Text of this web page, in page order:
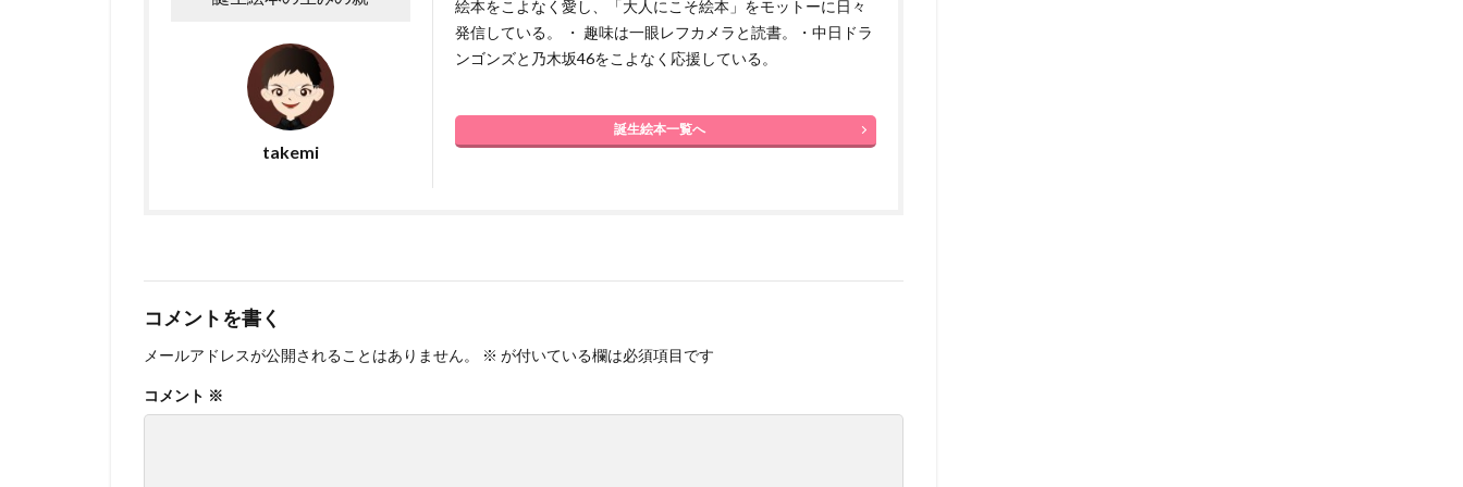
takemi
絵本をこよなく愛し、「大人にこそ絵本」をモットーに日々
発信している。 ・ 趣味は一眼レフカメラと読書。・中日ドラ
ンゴンズと乃木坂46をこよなく応援している。
誕生絵本一覧へ
コメントを書く
メールアドレスが公開されることはありません。 ※ が付いている欄は必須項目です
コメント ※